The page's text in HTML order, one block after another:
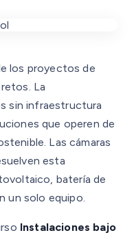
los proyectos de
La
sin infraestructura
que operen de
Las cámaras
esta
batería de
un solo equipo.
Instalaciones bajo